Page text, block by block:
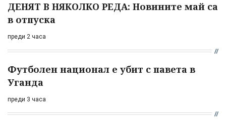
ДЕНЯТ В НЯКОЛКО РЕДА: Новините май са
в отпуска
преди 2 часа
Футболен национал е убит с павета в
Уганда
преди 3 часа